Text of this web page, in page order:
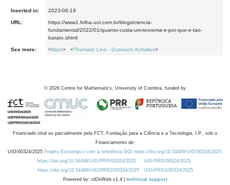
Inserted in: 2023-06-19
URL:
https://www1.folha.uol.com.br/blogs/ciencia-
fundamental/2022/01/quanto-custa-um-teorema-e-por-que-e-tao-
barato.shtml
See more: <Main> <Thematic Line - Outreach Activities>
© 2026 Centre for Mathematics, University of Coimbra, funded by
Financiado total ou parcialmente pela FCT, Fundação para a Ciência e a Tecnologia, I.P., sob o
Financiamento de:
UID/00324/2025 Projeto Estratégico com a referência DOI https://doi.org/10.54499/UID/00324/2025.
https://doi.org/10.54499/UID/PRR/00324/2025
UID/PRR/00324/2025
https://doi.org/10.54499/UID/PRR2/00324/2025
UID/PRR2/00324/2025
Powered by: rdOnWeb v1.4 | technical support